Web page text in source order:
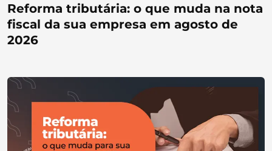
Reforma tributária: o que muda na nota
fiscal da sua empresa em agosto de
2026